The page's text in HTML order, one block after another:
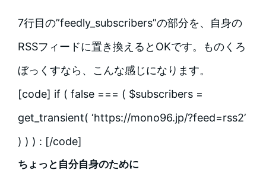
7行目の”feedly_subscribers”の部分を、自身の
RSSフィードに置き換えるとOKです。ものくろ
ぼっくすなら、こんな感じになります。
[code] if ( false === ( $subscribers =
get_transient( ‘https://mono96.jp/?feed=rss2’
) ) ) : [/code]
ちょっと自分自身のために